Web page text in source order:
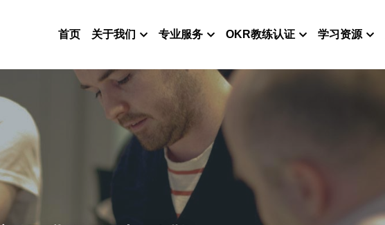
首页 关于我们 专业服务 OKR教练认证 学习资源